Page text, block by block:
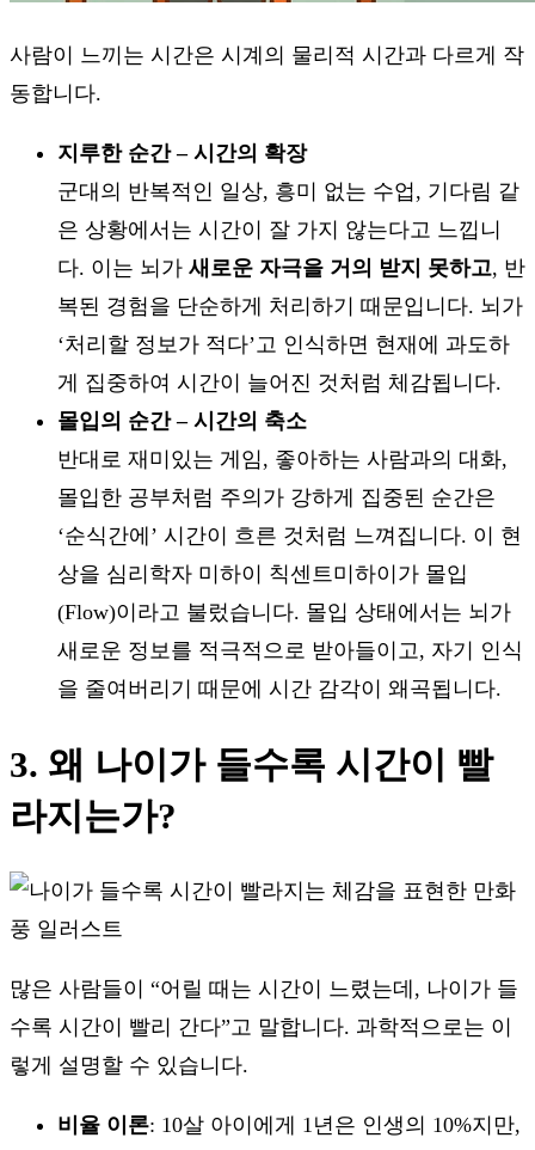
사람이 느끼는 시간은 시계의 물리적 시간과 다르게 작
동합니다.
지루한 순간 – 시간의 확장
군대의 반복적인 일상, 흥미 없는 수업, 기다림 같
은 상황에서는 시간이 잘 가지 않는다고 느낍니
다. 이는 뇌가 새로운 자극을 거의 받지 못하고, 반
복된 경험을 단순하게 처리하기 때문입니다. 뇌가
‘처리할 정보가 적다’고 인식하면 현재에 과도하
게 집중하여 시간이 늘어진 것처럼 체감됩니다.
몰입의 순간 – 시간의 축소
반대로 재미있는 게임, 좋아하는 사람과의 대화,
몰입한 공부처럼 주의가 강하게 집중된 순간은
‘순식간에’ 시간이 흐른 것처럼 느껴집니다. 이 현
상을 심리학자 미하이 칙센트미하이가 몰입
(Flow)이라고 불렀습니다. 몰입 상태에서는 뇌가
새로운 정보를 적극적으로 받아들이고, 자기 인식
을 줄여버리기 때문에 시간 감각이 왜곡됩니다.
3. 왜 나이가 들수록 시간이 빨
라지는가?
많은 사람들이 “어릴 때는 시간이 느렸는데, 나이가 들
수록 시간이 빨리 간다”고 말합니다. 과학적으로는 이
렇게 설명할 수 있습니다.
비율 이론: 10살 아이에게 1년은 인생의 10%지만,